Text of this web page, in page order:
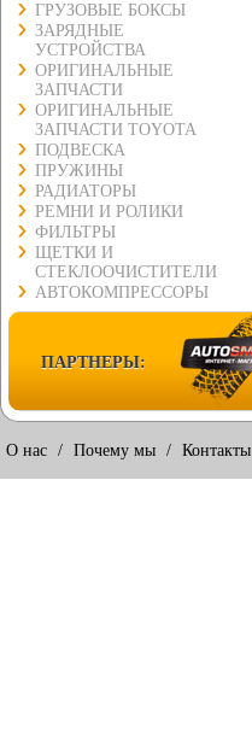
ГРУЗОВЫЕ БОКСЫ
ЗАРЯДНЫЕ
УСТРОЙСТВА
ОРИГИНАЛЬНЫЕ
ЗАПЧАСТИ
ОРИГИНАЛЬНЫЕ
ЗАПЧАСТИ TOYOTA
ПОДВЕСКА
ПРУЖИНЫ
РАДИАТОРЫ
РЕМНИ И РОЛИКИ
ФИЛЬТРЫ
ЩЕТКИ И
СТЕКЛООЧИСТИТЕЛИ
АВТОКОМПРЕССОРЫ
ПАРТНЕРЫ:
О нас / Почему мы / Контакты